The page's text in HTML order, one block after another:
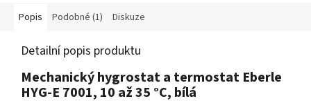
Popis Podobné (1) Diskuze
Detailní popis produktu
Mechanický hygrostat a termostat Eberle
HYG-E 7001, 10 až 35 °C, bílá